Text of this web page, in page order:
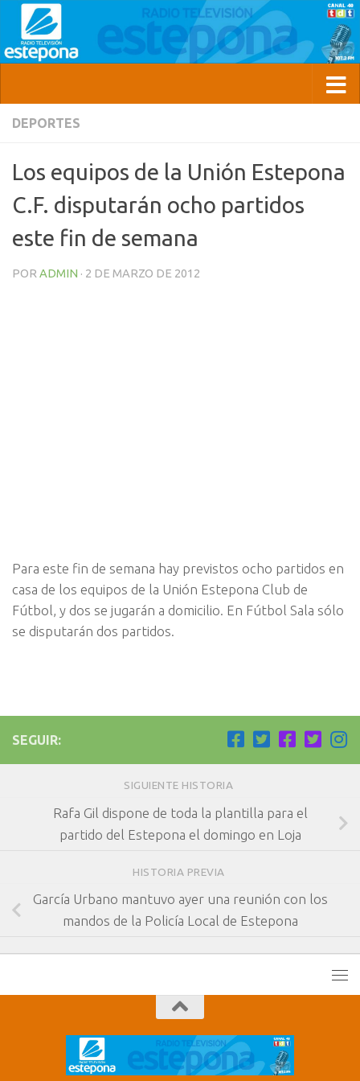
DEPORTES
Los equipos de la Unión Estepona
C.F. disputarán ocho partidos
este fin de semana
POR ADMIN · 2 DE MARZO DE 2012
Para este fin de semana hay previstos ocho partidos en
casa de los equipos de la Unión Estepona Club de
Fútbol, y dos se jugarán a domicilio. En Fútbol Sala sólo
se disputarán dos partidos.
SEGUIR:
SIGUIENTE HISTORIA
Rafa Gil dispone de toda la plantilla para el
partido del Estepona el domingo en Loja
HISTORIA PREVIA
García Urbano mantuvo ayer una reunión con los
mandos de la Policía Local de Estepona